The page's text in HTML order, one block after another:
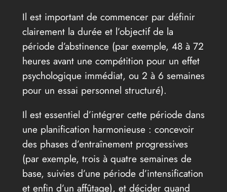
Il est important de commencer par définir
clairement la durée et l’objectif de la
période d’abstinence (par exemple, 48 à 72
heures avant une compétition pour un effet
psychologique immédiat, ou 2 à 6 semaines
pour un essai personnel structuré).
Il est essentiel d’intégrer cette période dans
une planification harmonieuse : concevoir
des phases d’entraînement progressives
(par exemple, trois à quatre semaines de
base, suivies d’une période d’intensification
et enfin d’un affûtage), et décider quand